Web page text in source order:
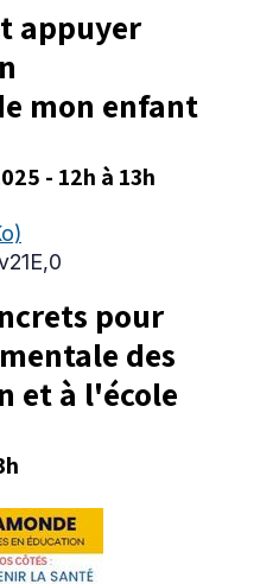
appuyer
mon enfant
- 12h à 13h
pour
des
et à l'école